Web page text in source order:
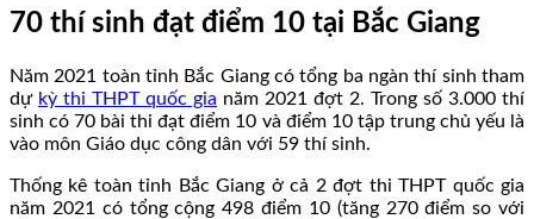
70 thí sinh đạt điểm 10 tại Bắc Giang
Năm 2021 toàn tỉnh Bắc Giang có tổng ba ngàn thí sinh tham
dự kỳ thi THPT quốc gia năm 2021 đợt 2. Trong số 3.000 thí
sinh có 70 bài thi đạt điểm 10 và điểm 10 tập trung chủ yếu là
vào môn Giáo dục công dân với 59 thí sinh.
Thống kê toàn tỉnh Bắc Giang ở cả 2 đợt thi THPT quốc gia
năm 2021 có tổng cộng 498 điểm 10 (tăng 270 điểm so với